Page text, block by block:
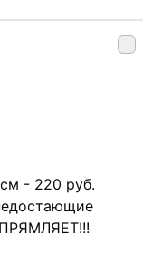
- 220 руб.